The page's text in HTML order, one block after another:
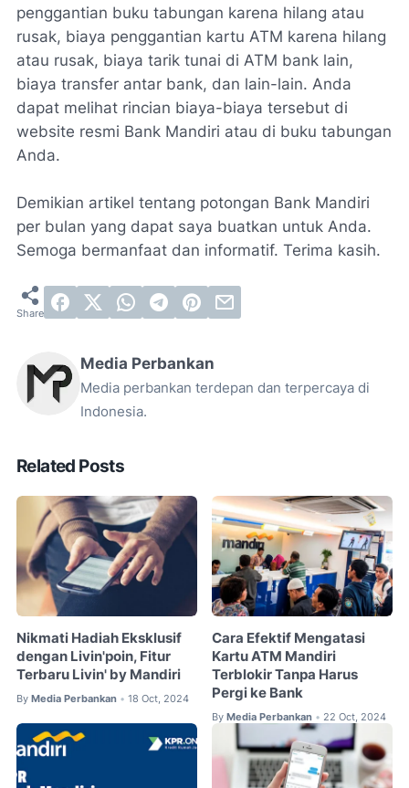
penggantian buku tabungan karena hilang atau
rusak, biaya penggantian kartu ATM karena hilang
atau rusak, biaya tarik tunai di ATM bank lain,
biaya transfer antar bank, dan lain-lain. Anda
dapat melihat rincian biaya-biaya tersebut di
website resmi Bank Mandiri atau di buku tabungan
Anda.
Demikian artikel tentang potongan Bank Mandiri
per bulan yang dapat saya buatkan untuk Anda.
Semoga bermanfaat dan informatif. Terima kasih.
Media Perbankan
Media perbankan terdepan dan terpercaya di
Indonesia.
Related Posts
Nikmati Hadiah Eksklusif
dengan Livin'poin, Fitur
Terbaru Livin' by Mandiri
By Media Perbankan • 18 Oct, 2024
Cara Efektif Mengatasi
Kartu ATM Mandiri
Terblokir Tanpa Harus
Pergi ke Bank
By Media Perbankan • 22 Oct, 2024